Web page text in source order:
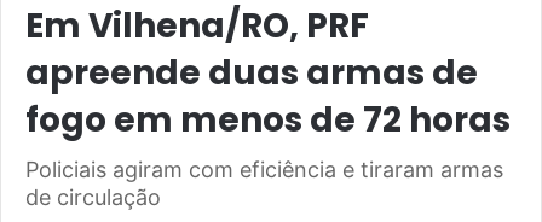
Em Vilhena/RO, PRF
apreende duas armas de
fogo em menos de 72 horas
Policiais agiram com eficiência e tiraram armas
de circulação